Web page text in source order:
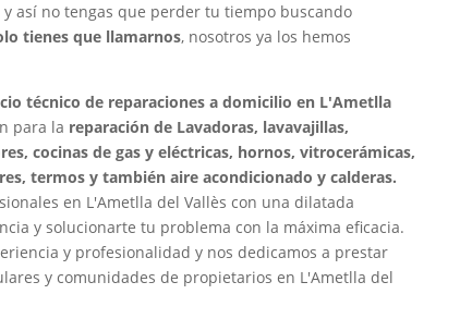
así no tengas que perder tu tiempo buscando
tienes que llamarnos, nosotros ya los hemos
técnico de reparaciones a domicilio en L'Ametlla
para la reparación de Lavadoras, lavavajillas,
cocinas de gas y eléctricas, hornos, vitrocerámicas,
termos y también aire acondicionado y calderas.
en L'Ametlla del Vallès con una dilatada
y solucionarte tu problema con la máxima eficacia.
y profesionalidad y nos dedicamos a prestar
y comunidades de propietarios en L'Ametlla del